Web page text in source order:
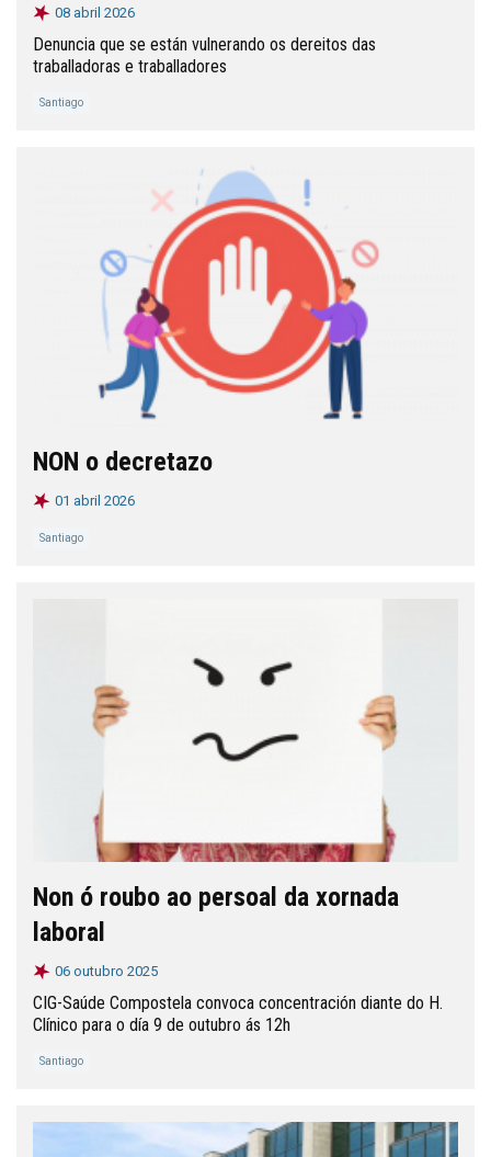
08 abril 2026
Denuncia que se están vulnerando os dereitos das
traballadoras e traballadores
Santiago
NON o decretazo
01 abril 2026
Santiago
Non ó roubo ao persoal da xornada
laboral
06 outubro 2025
CIG-Saúde Compostela convoca concentración diante do H.
Clínico para o día 9 de outubro ás 12h
Santiago